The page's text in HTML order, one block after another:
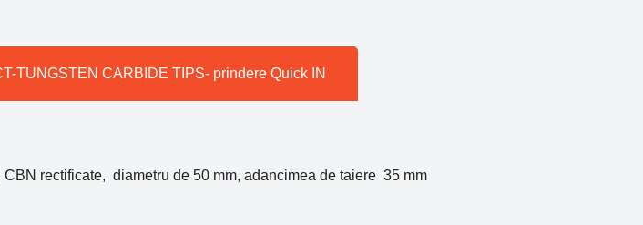
TUNGSTEN CARBIDE TIPS- prindere Quick IN
rectificate, diametru de 50 mm, adancimea de taiere 35 mm